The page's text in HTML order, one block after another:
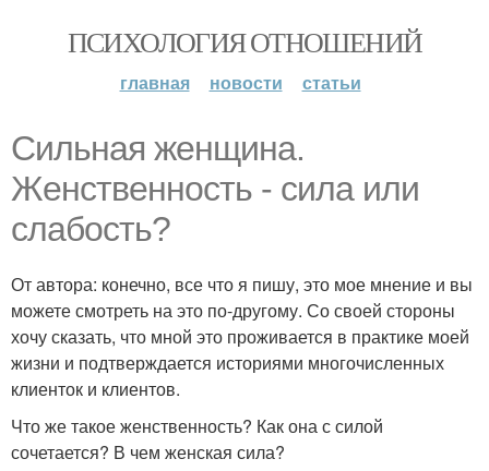
ПСИХОЛОГИЯ ОТНОШЕНИЙ
главная новости статьи
Сильная женщина.
Женственность - сила или
слабость?
От автора: конечно, все что я пишу, это мое мнение и вы
можете смотреть на это по-другому. Со своей стороны
хочу сказать, что мной это проживается в практике моей
жизни и подтверждается историями многочисленных
клиенток и клиентов.
Что же такое женственность? Как она с силой
сочетается? В чем женская сила?